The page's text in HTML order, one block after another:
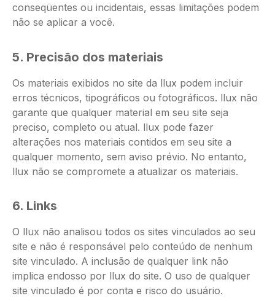
conseqüentes ou incidentais, essas limitações podem
não se aplicar a você.
5. Precisão dos materiais
Os materiais exibidos no site da llux podem incluir
erros técnicos, tipográficos ou fotográficos. llux não
garante que qualquer material em seu site seja
preciso, completo ou atual. llux pode fazer
alterações nos materiais contidos em seu site a
qualquer momento, sem aviso prévio. No entanto,
llux não se compromete a atualizar os materiais.
6. Links
O llux não analisou todos os sites vinculados ao seu
site e não é responsável pelo conteúdo de nenhum
site vinculado. A inclusão de qualquer link não
implica endosso por llux do site. O uso de qualquer
site vinculado é por conta e risco do usuário.